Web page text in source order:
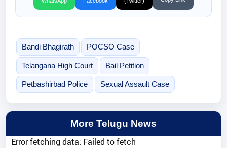
Bandi Bhagirath POCSO Case
Telangana High Court Bail Petition
Petbashirbad Police Sexual Assault Case
More Telugu News
Error fetching data: Failed to fetch